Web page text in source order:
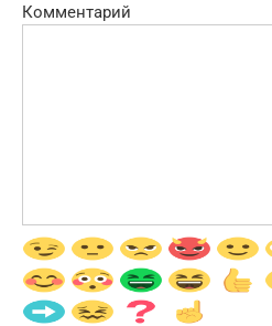
Комментарий